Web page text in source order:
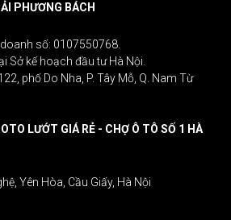
PHƯƠNG BÁCH
số: 0107550768.
Sở kế hoạch đầu tư Hà Nội.
phố Do Nha, P. Tây Mỗ, Q. Nam Từ
LƯỚT GIÁ RẺ - CHỢ Ô TÔ SỐ 1 HÀ
Yên Hòa, Cầu Giấy, Hà Nội